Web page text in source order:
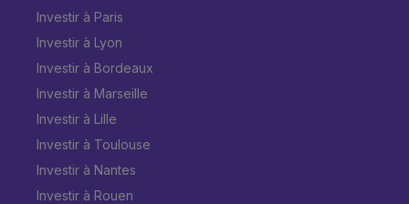
Investir à Paris
Investir à Lyon
Investir à Bordeaux
Investir à Marseille
Investir à Lille
Investir à Toulouse
Investir à Nantes
Investir à Rouen